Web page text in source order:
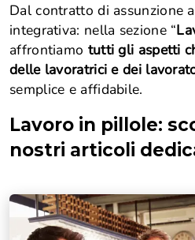
Company
Dal contratto di assunzione
integrativa: nella sezione “
affrontiamo tutti gli aspetti
delle lavoratrici e dei
semplice e affidabile.
Lavoro in pillole:
nostri articoli